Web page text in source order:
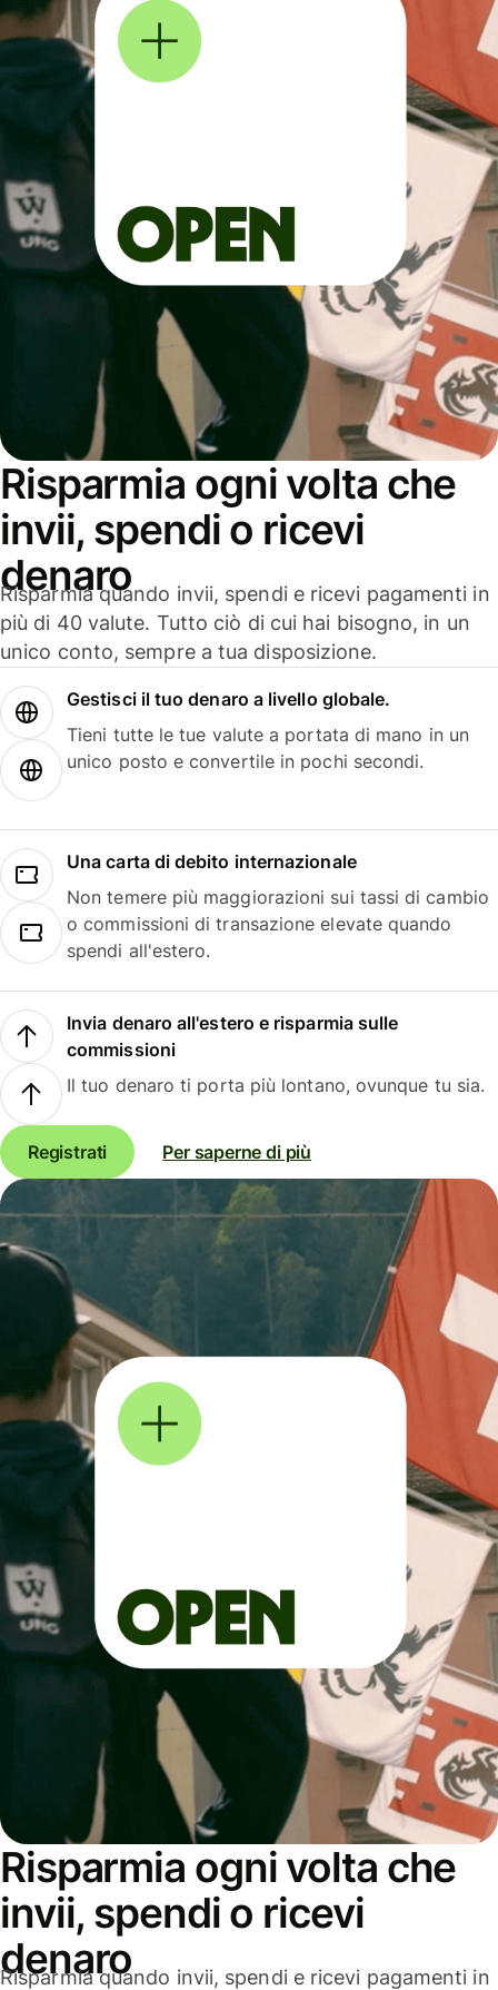
Risparmia ogni volta che
invii, spendi o ricevi
denaro
Risparmia quando invii, spendi e ricevi pagamenti in
più di 40 valute. Tutto ciò di cui hai bisogno, in un
unico conto, sempre a tua disposizione.
Gestisci il tuo denaro a livello globale.
Tieni tutte le tue valute a portata di mano in un
unico posto e convertile in pochi secondi.
Una carta di debito internazionale
Non temere più maggiorazioni sui tassi di cambio
o commissioni di transazione elevate quando
spendi all'estero.
Invia denaro all'estero e risparmia sulle
commissioni
Il tuo denaro ti porta più lontano, ovunque tu sia.
Registrati Per saperne di più
Risparmia ogni volta che
invii, spendi o ricevi
denaro
Risparmia quando invii, spendi e ricevi pagamenti in